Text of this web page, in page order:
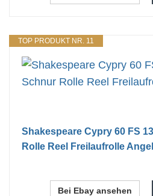
TOP PRODUKT NR. 11
Shakespeare Cypry 60 FS
Rolle Reel Freilaufrolle
Bei Ebay ansehen